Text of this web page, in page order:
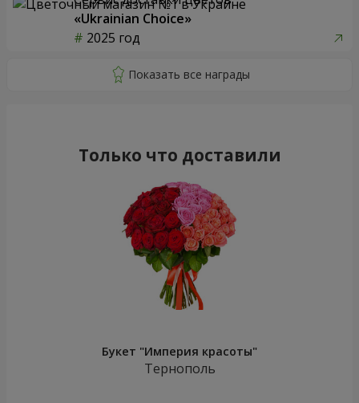
«Ukrainian Choice»
2025 год
Только что доставили
Букет "Империя красоты"
Тернополь